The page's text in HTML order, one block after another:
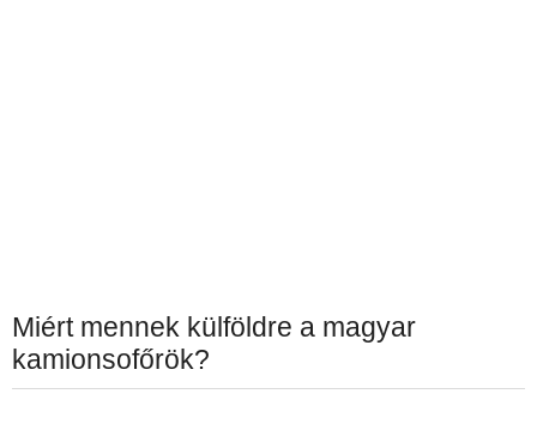
Miért mennek külföldre a magyar
kamionsofőrök?